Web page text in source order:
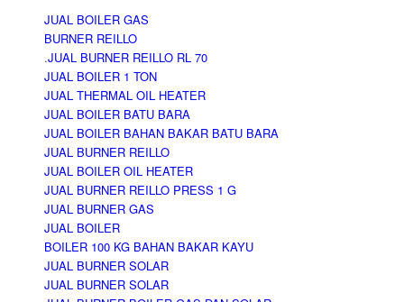
JUAL BOILER GAS
BURNER REILLO
.JUAL BURNER REILLO RL 70
JUAL BOILER 1 TON
JUAL THERMAL OIL HEATER
JUAL BOILER BATU BARA
JUAL BOILER BAHAN BAKAR BATU BARA
JUAL BURNER REILLO
JUAL BOILER OIL HEATER
JUAL BURNER REILLO PRESS 1 G
JUAL BURNER GAS
JUAL BOILER
BOILER 100 KG BAHAN BAKAR KAYU
JUAL BURNER SOLAR
JUAL BURNER SOLAR